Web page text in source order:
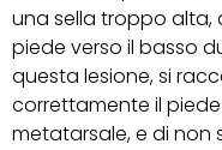
una sella troppo alta,
piede verso il basso
questa lesione, si
correttamente il
metatarsale, e di non